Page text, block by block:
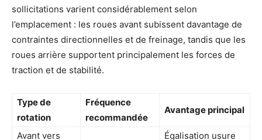
sollicitations varient considérablement selon
l’emplacement : les roues avant subissent davantage de
contraintes directionnelles et de freinage, tandis que les
roues arrière supportent principalement les forces de
traction et de stabilité.
Type de
rotation
Fréquence
recommandée
Avantage principal
Avant vers Égalisation usure